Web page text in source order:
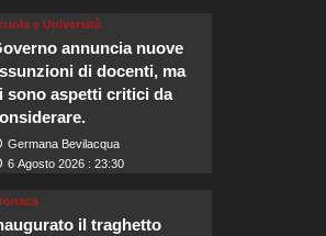
e Università
annuncia nuove
di docenti, ma
sono aspetti critici da
Germana Bevilacqua
6 Agosto 2026 : 23:30
il traghetto